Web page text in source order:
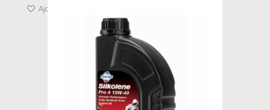
Ajouter à ma liste de cadeaux